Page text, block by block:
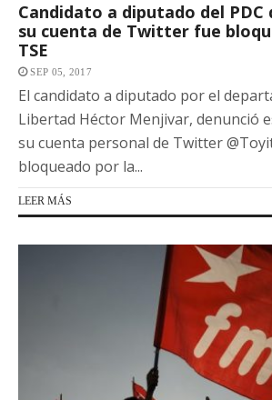
Candidato a diputado del PDC
su cuenta de Twitter fue
TSE
SEP 05, 2017
El candidato a diputado por el
Libertad Héctor Menjivar, denunció
su cuenta personal de Twitter
bloqueado por la...
LEER MÁS